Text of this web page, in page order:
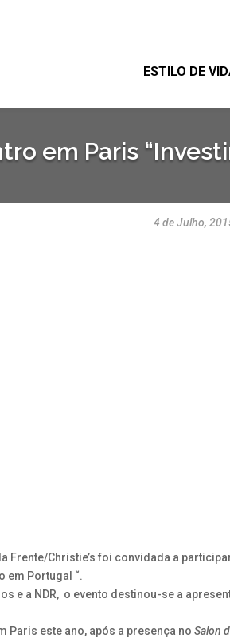
ESTILO DE
em Paris
4 de Julho,
Frente/Christie’s foi convidada a
em Portugal “.
e a NDR, o evento destinou-se a
Paris este ano, após a presença noSalon